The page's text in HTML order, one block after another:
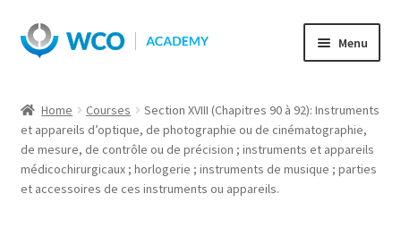
Skip
to
Skip
to
Menu
Home Courses
Section XVIII (Chapitres 90 à 92): Instruments
et appareils d’optique, de photographie ou de cinématographie,
de mesure, de contrôle ou de précision ; instruments et appareils
médicochirurgicaux ; horlogerie ; instruments de musique ; parties
et accessoires de ces instruments ou appareils.